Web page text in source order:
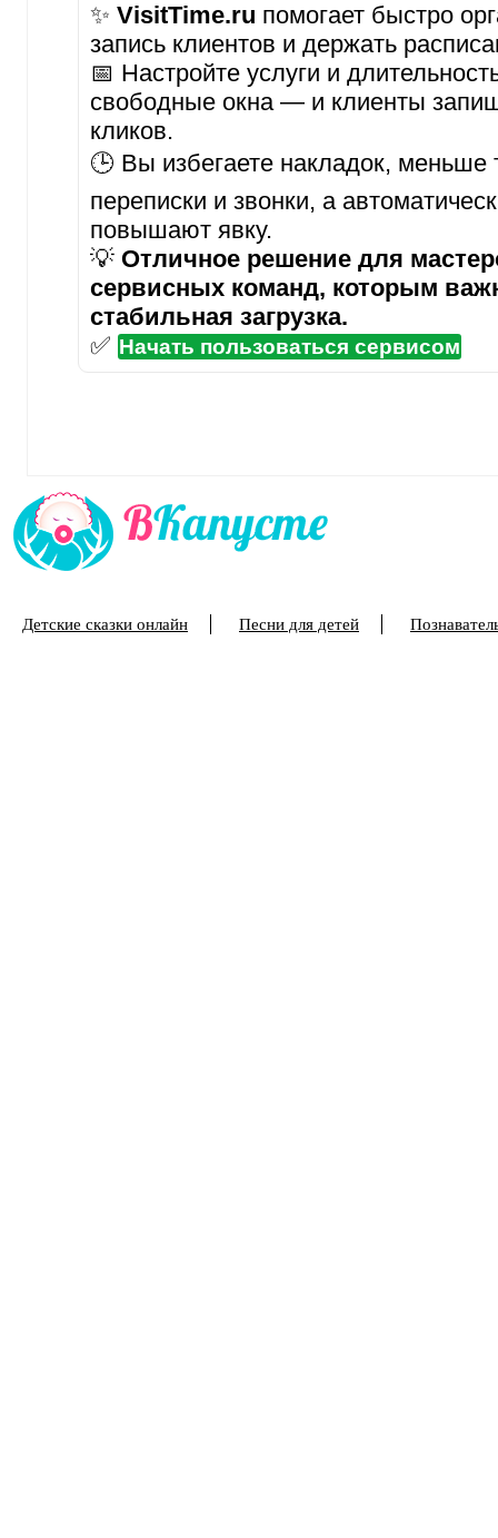
✨ VisitTime.ru помогает быстро
запись клиентов и держать
📅 Настройте услуги и
свободные окна — и клиенты
кликов.
🕒 Вы избегаете накладок, меньше
переписки и звонки, а
повышают явку.
💡 Отличное решение для
сервисных команд, которым
стабильная загрузка.
✅ Начать пользоваться сервисом
Детские сказки онлайн Песни для детей